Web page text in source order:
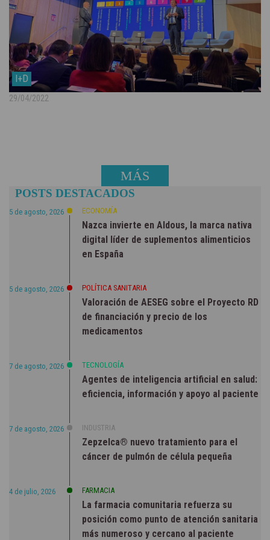
I+D
29/04/2022
MÁS
NOTICIAS
POSTS DESTACADOS
5 de agosto, 2026 ECONOMÍA
Nazca invierte en Aldous, la marca nativa
digital líder de suplementos alimenticios
en España
5 de agosto, 2026 POLÍTICA SANITARIA
Valoración de AESEG sobre el Proyecto RD
de financiación y precio de los
medicamentos
7 de agosto, 2026 TECNOLOGÍA
Agentes de inteligencia artificial en salud:
eficiencia, información y apoyo al paciente
7 de agosto, 2026 INDUSTRIA
Zepzelca® nuevo tratamiento para el
cáncer de pulmón de célula pequeña
4 de julio, 2026 FARMACIA
La farmacia comunitaria refuerza su
posición como punto de atención sanitaria
más numeroso y cercano al paciente